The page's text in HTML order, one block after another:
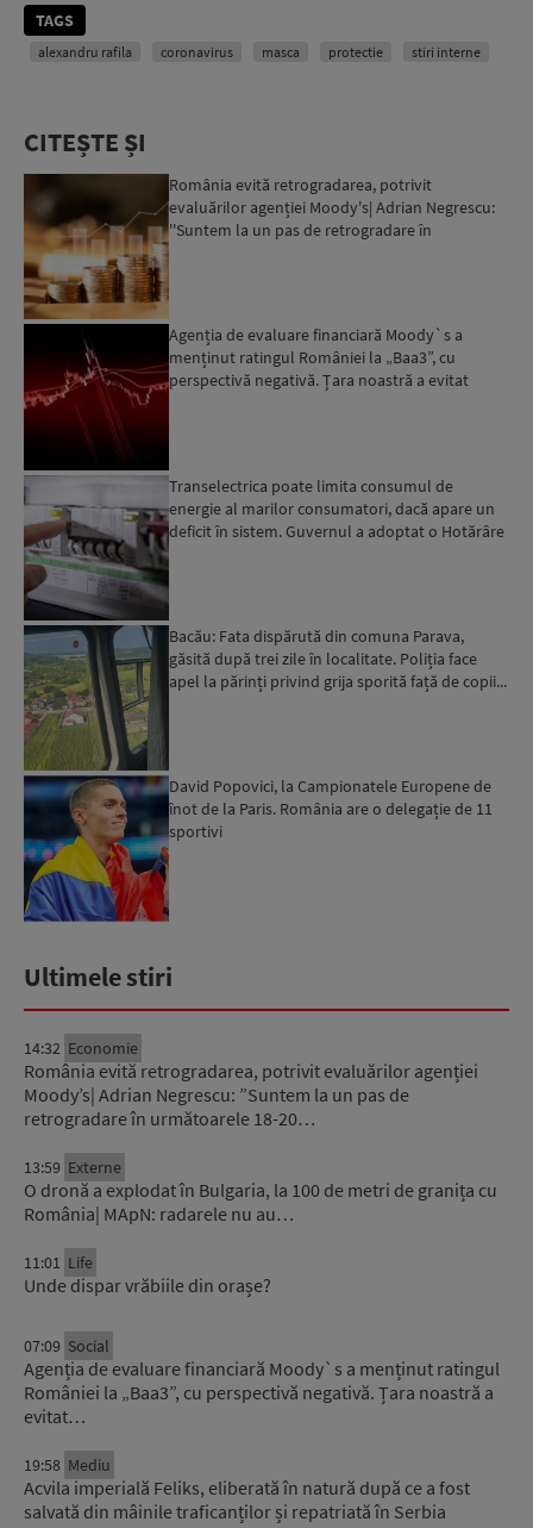
TAGS
alexandru rafila coronavirus masca protectie stiri interne
CITEȘTE ȘI
România evită retrogradarea, potrivit
evaluărilor agenției Moody's| Adrian Negrescu:
''Suntem la un pas de retrogradare în
Agenția de evaluare financiară Moody`s a
menținut ratingul României la „Baa3”, cu
perspectivă negativă. Țara noastră a evitat
Transelectrica poate limita consumul de
energie al marilor consumatori, dacă apare un
deficit în sistem. Guvernul a adoptat o Hotărâre
Bacău: Fata dispărută din comuna Parava,
găsită după trei zile în localitate. Poliția face
apel la părinți privind grija sporită față de copii...
David Popovici, la Campionatele Europene de
înot de la Paris. România are o delegație de 11
sportivi
Ultimele stiri
14:32 Economie
România evită retrogradarea, potrivit evaluărilor agenției
Moody’s| Adrian Negrescu: ”Suntem la un pas de
retrogradare în următoarele 18-20…
13:59 Externe
O dronă a explodat în Bulgaria, la 100 de metri de granița cu
România| MApN: radarele nu au…
11:01 Life
Unde dispar vrăbiile din orașe?
07:09 Social
Agenția de evaluare financiară Moody`s a menținut ratingul
României la „Baa3”, cu perspectivă negativă. Țara noastră a
evitat…
19:58 Mediu
Acvila imperială Feliks, eliberată în natură după ce a fost
salvată din mâinile traficanților și repatriată în Serbia